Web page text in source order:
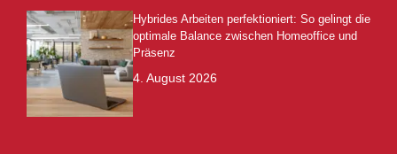
Hybrides Arbeiten perfektioniert: So gelingt die
optimale Balance zwischen Homeoffice und
Präsenz
4. August 2026